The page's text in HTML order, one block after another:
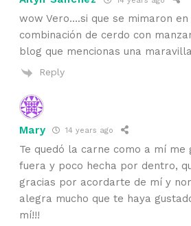
wow Vero….si que se mimaron
combinación de cerdo con
blog que mencionas una
Reply
Mary 14 years ago
Te quedó la carne como a mí
fuera y poco hecha por dentro,
gracias por acordarte de mí y
alegra mucho que te haya
mí!!!